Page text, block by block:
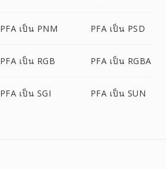
PFA เป็น PNM PFA เป็น PSD
PFA เป็น RGB PFA เป็น RGBA
PFA เป็น SGI PFA เป็น SUN